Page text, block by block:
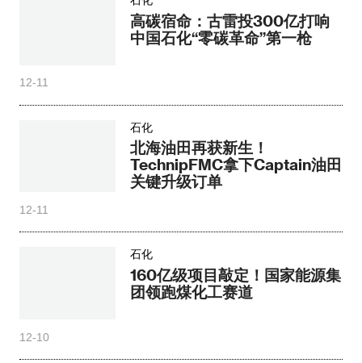
高碳宿命：古雷投300亿打响
中国石化“零碳革命”第一枪
12-11
石化
北海油田再获新生！
TechnipFMC拿下Captain油田
关键升级订单
12-11
石化
160亿级项目敲定！国家能源集
团领跑煤化工赛道
12-10